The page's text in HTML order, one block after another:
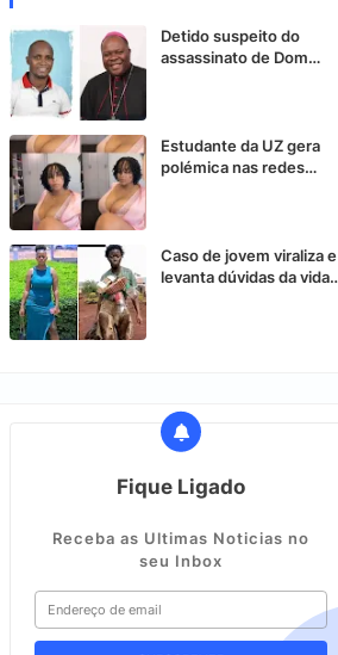
Detido suspeito do
assassinato de Dom
Estudante da UZ gera
polémica nas redes
Caso de jovem viraliza e
levanta dúvidas da vida
Fique Ligado
Receba as Ultimas Noticias no
seu Inbox